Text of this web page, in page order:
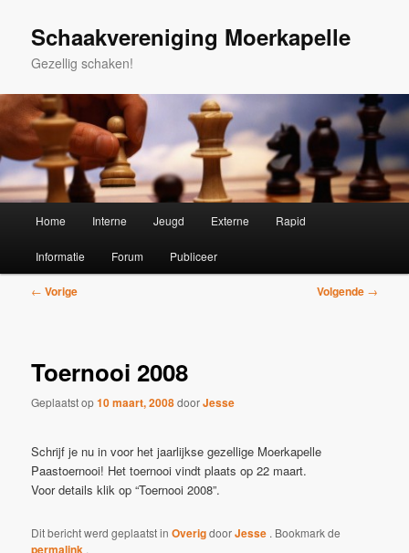
primaire
Schaakvereniging Moerkapelle
Gezellig schaken!
Home Interne Jeugd Externe Rapid
Informatie Forum Publiceer
Bericht
← Vorige Volgende →
Toernooi 2008
Geplaatst op10 maart, 2008doorJesse
Schrijf je nu in voor het jaarlijkse gezellige Moerkapelle
Paastoernooi! Het toernooi vindt plaats op 22 maart.
Voor details klik op “Toernooi 2008”.
Dit bericht werd geplaatst inOverigdoorJesse . Bookmark de
permalink .